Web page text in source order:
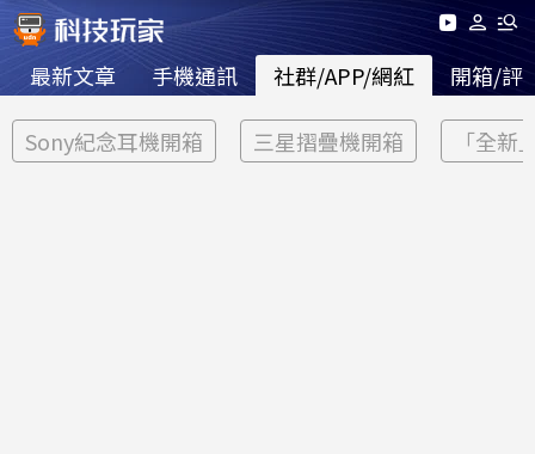
最新文章 手機通訊 社群/APP/網紅 開箱/評
Sony紀念耳機開箱 三星摺疊機開箱 「全新